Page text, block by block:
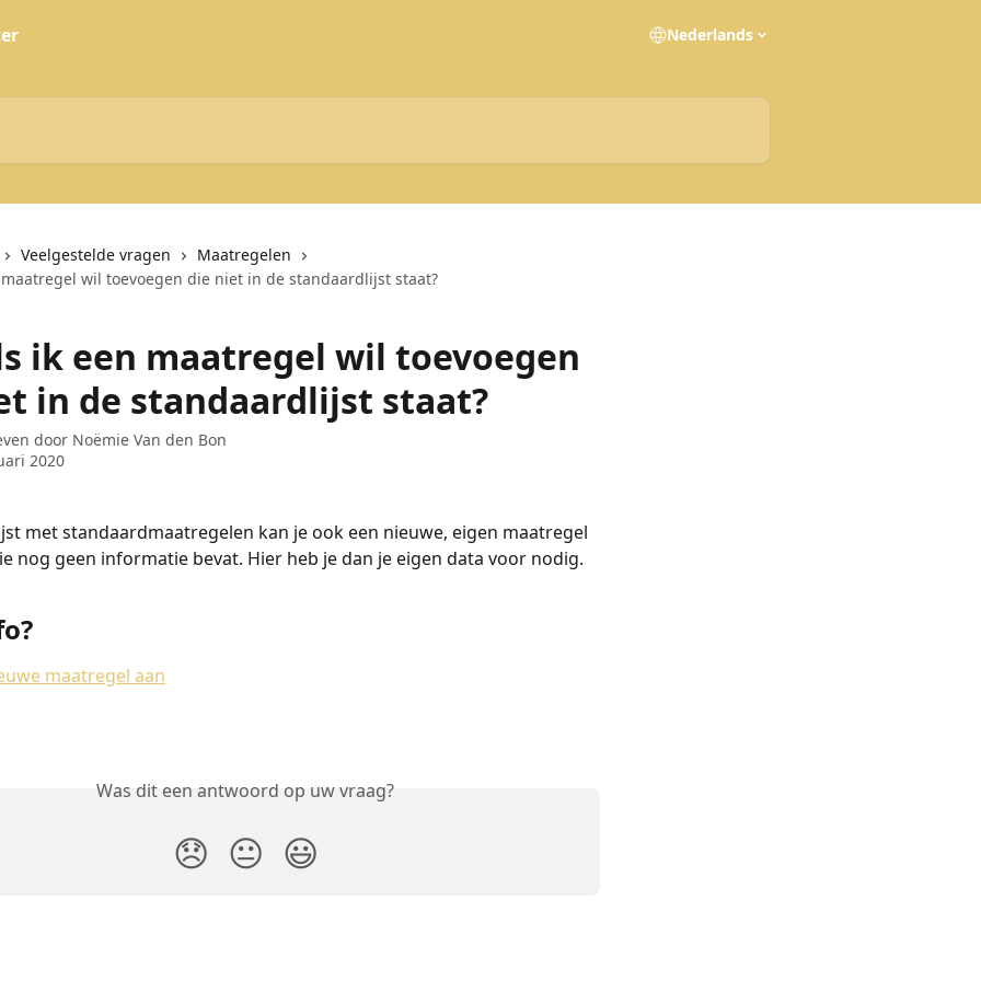
Nederlands
Veelgestelde vragen
Maatregelen
wil toevoegen die niet in de standaardlijst staat?
ik een maatregel wil toevoegen
in de standaardlijst staat?
door Noëmie Van den Bon
2020
met standaardmaatregelen kan je ook een nieuwe, eigen maatregel
nog geen informatie bevat. Hier heb je dan je eigen data voor nodig.
maatregel aan
Was dit een antwoord op uw vraag?
😞 😐 😃